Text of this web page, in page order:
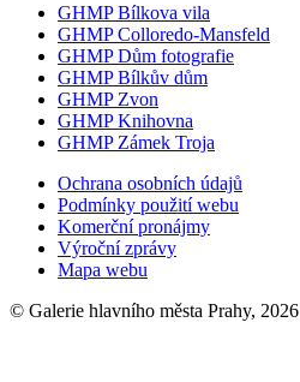
GHMP Bílkova vila
GHMP Colloredo-Mansfeld
GHMP Dům fotografie
GHMP Bílkův dům
GHMP Zvon
GHMP Knihovna
GHMP Zámek Troja
Ochrana osobních údajů
Podmínky použití webu
Komerční pronájmy
Výroční zprávy
Mapa webu
© Galerie hlavního města Prahy, 2026